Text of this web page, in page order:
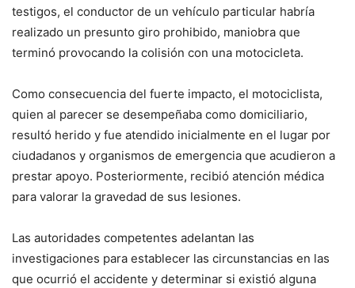
testigos, el conductor de un vehículo particular habría
realizado un presunto giro prohibido, maniobra que
terminó provocando la colisión con una motocicleta.
Como consecuencia del fuerte impacto, el motociclista,
quien al parecer se desempeñaba como domiciliario,
resultó herido y fue atendido inicialmente en el lugar por
ciudadanos y organismos de emergencia que acudieron a
prestar apoyo. Posteriormente, recibió atención médica
para valorar la gravedad de sus lesiones.
Las autoridades competentes adelantan las
investigaciones para establecer las circunstancias en las
que ocurrió el accidente y determinar si existió alguna